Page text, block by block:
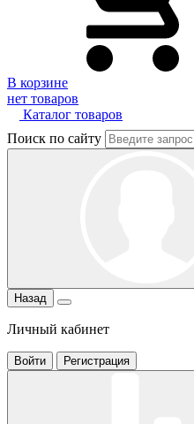
В корзине
нет товаров
Каталог товаров
Поиск по сайту
Назад
Личный кабинет
Войти Регистрация